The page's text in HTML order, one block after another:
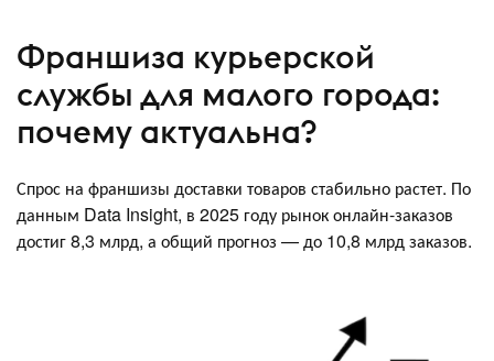
Франшиза курьерской
службы для малого города:
почему актуальна?
Спрос на франшизы доставки товаров стабильно растет. По
данным Data Insight, в 2025 году рынок онлайн-заказов
достиг 8,3 млрд, а общий прогноз — до 10,8 млрд заказов.